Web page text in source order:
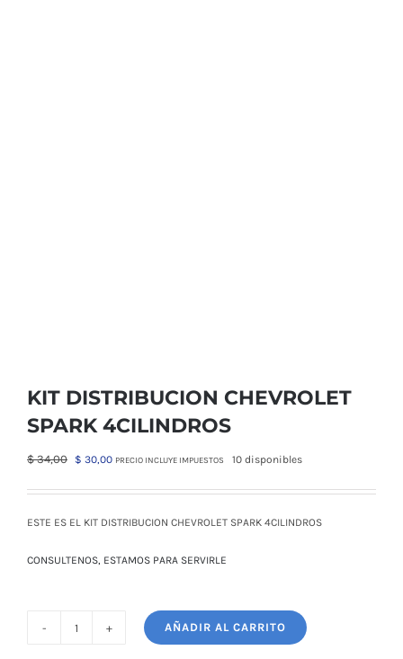
KIT DISTRIBUCION CHEVROLET
SPARK 4CILINDROS
$34,00
El
original
era:
$ 30,00El
actual
es:
PRECIO INCLUYE IMPUESTOS 10 disponibles
ESTE ES EL KIT DISTRIBUCION CHEVROLET SPARK 4CILINDROS
CONSULTENOS, ESTAMOS PARA SERVIRLE
AÑADIR AL CARRITO